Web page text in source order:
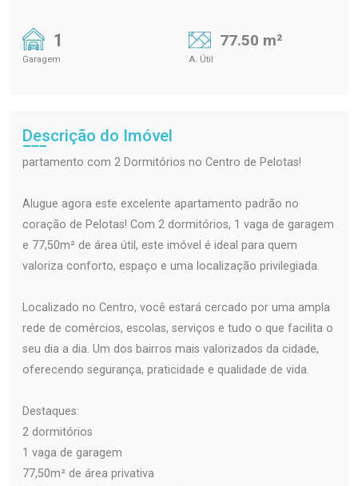
1
Garagem
77.50 m²
A. Útil
Descrição do Imóvel
partamento com 2 Dormitórios no Centro de Pelotas!
Alugue agora este excelente apartamento padrão no
coração de Pelotas! Com 2 dormitórios, 1 vaga de garagem
e 77,50m² de área útil, este imóvel é ideal para quem
valoriza conforto, espaço e uma localização privilegiada.
Localizado no Centro, você estará cercado por uma ampla
rede de comércios, escolas, serviços e tudo o que facilita o
seu dia a dia. Um dos bairros mais valorizados da cidade,
oferecendo segurança, praticidade e qualidade de vida.
Destaques:
2 dormitórios
1 vaga de garagem
77,50m² de área privativa